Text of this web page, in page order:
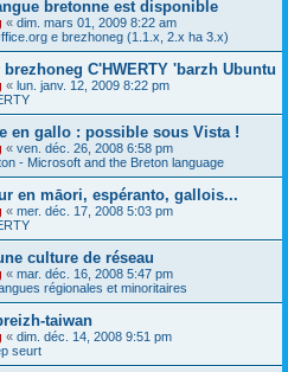
bretonne est disponible
« dim. mars 01, 2009 8:22 am
e brezhoneg (1.1.x, 2.x ha 3.x)
C'HWERTY 'barzh Ubuntu
« lun. janv. 12, 2009 8:22 pm
en gallo : possible sous Vista !
« ven. déc. 26, 2008 6:58 pm
- Microsoft and the Breton language
en māori, espéranto, gallois...
« mer. déc. 17, 2008 5:03 pm
culture de réseau
« mar. déc. 16, 2008 5:47 pm
régionales et minoritaires
taiwan
« dim. déc. 14, 2008 9:51 pm
seurt